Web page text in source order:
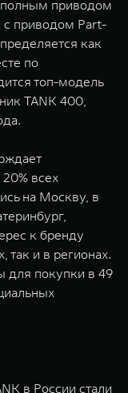
полным приводом
с приводом Part-
как
по
топ-модель
TANK 400,
всех
на Москву, в
к бренду
так и в регионах.
для покупки в 49
в России стали